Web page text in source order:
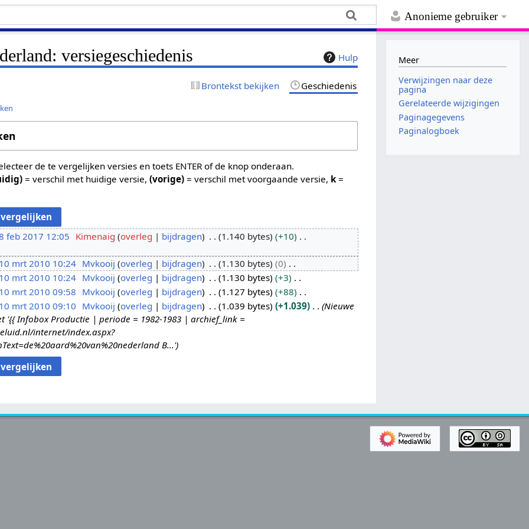
Anonieme gebruiker
Hulp
versiegeschiedenis
Brontekst bekijken Geschiedenis
de te vergelijken versies en toets ENTER of de knop onderaan.
= verschil met huidige versie,(vorige) = verschil met voorgaande versie, k =
feb 2017 12:05 Kimenaig overleg bijdragen 1.140 bytes
+10
10 mrt 2010 10:24 Mvkooij overleg bijdragen 1.130 bytes
0
10 mrt 2010 10:24 Mvkooij overleg bijdragen 1.130 bytes
+3
10 mrt 2010 09:58 Mvkooij overleg bijdragen 1.127 bytes
+88
10 mrt 2010 09:10 Mvkooij overleg bijdragen 1.039 bytes +1.039
Nieuwe
'{{ Infobox Productie | periode = 1982-1983 | archief_link =
internet/index.aspx?
B...'
Meer
Verwijzingen naar deze
pagina
Gerelateerde wijzigingen
Paginagegevens
Paginalogboek